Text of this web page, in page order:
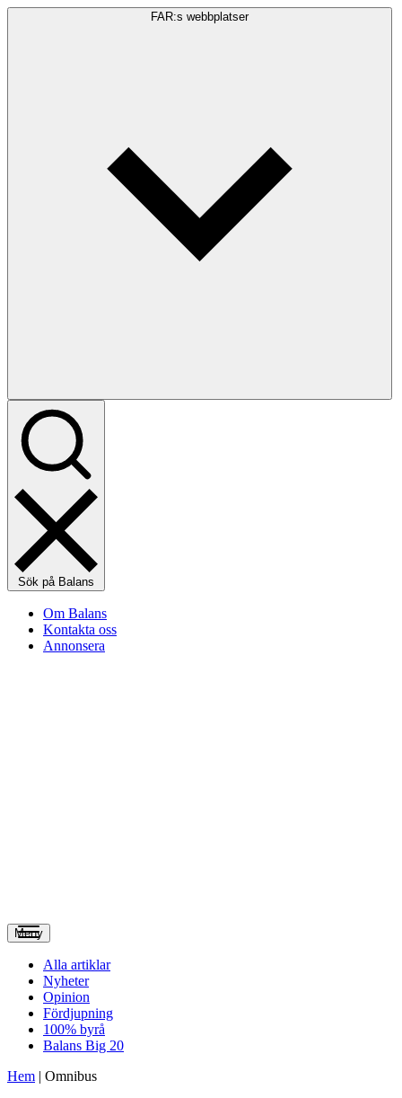
FAR:s webbplatser
Sök på Balans
Om Balans
Kontakta oss
Annonsera
Meny
Alla artiklar
Nyheter
Opinion
Fördjupning
100% byrå
Balans Big 20
Hem | Omnibus